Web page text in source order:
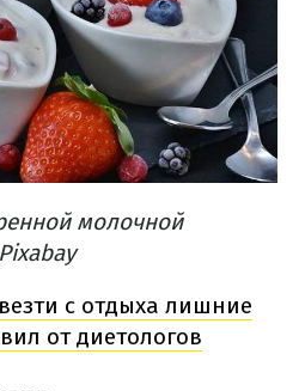
молочной
с отдыха лишние
от диетологов